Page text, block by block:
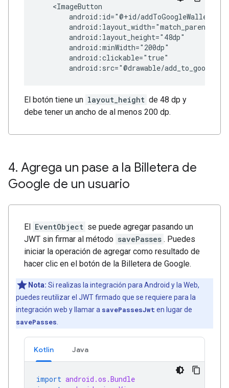
android:src="@drawable/
El botón tiene un layout_height de 48 dp y
debe tener un ancho de al menos 200 dp.
4. Agrega un pase a la Billetera de
Google de un usuario
El EventObject se puede agregar pasando un
JWT sin firmar al método savePasses . Puedes
iniciar la operación de agregar como resultado de
hacer clic en el botón de la Billetera de Google.
Nota: Si realizas la integración para Android y la Web,
puedes reutilizar el JWT firmado que se requiere para la
integración web y llamar a savePassesJwt en lugar de
savePasses
Kotlin Java
import android.os.Bundle